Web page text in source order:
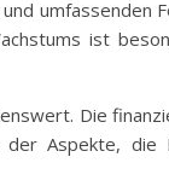
umfassenden
ist
Die
Aspekte, die